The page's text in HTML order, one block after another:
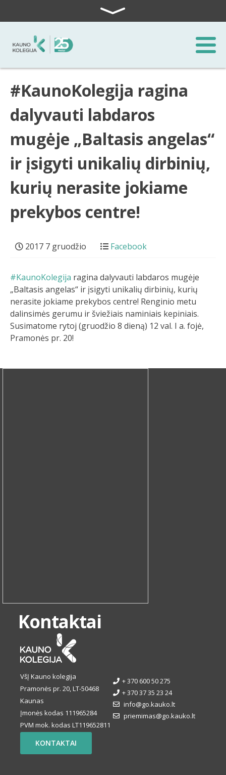
#KaunoKolegija ragina
dalyvauti labdaros
mugėje „Baltasis angelas“
ir įsigyti unikalių dirbinių,
kurių nerasite jokiame
prekybos centre!
2017 7 gruodžio Facebook
#KaunoKolegija ragina dalyvauti labdaros mugėje
„Baltasis angelas“ ir įsigyti unikalių dirbinių, kurių
nerasite jokiame prekybos centre! Renginio metu
dalinsimės gerumu ir šviežiais naminiais kepiniais.
Susimatome rytoj (gruodžio 8 dieną) 12 val. I a. fojė,
Pramonės pr. 20!
Kontaktai
VšĮ Kauno kolegija
Pramonės pr. 20, LT-50468
Kaunas
Įmonės kodas 111965284
PVM mok. kodas LT119652811
+ 370 600 50 275
+ 370 37 35 23 24
info@go.kauko.lt
priemimas@go.kauko.lt
KONTAKTAI